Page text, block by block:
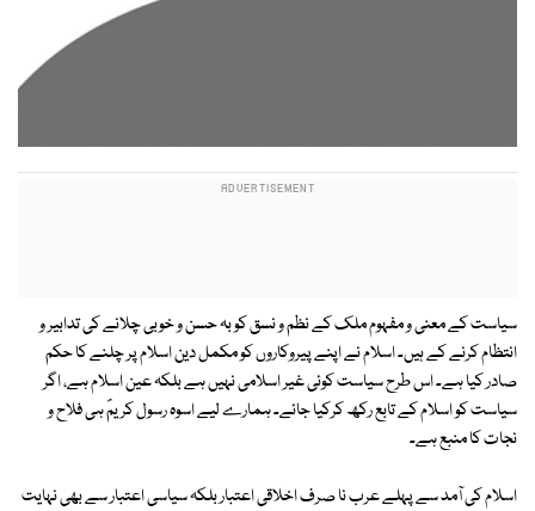
سیاست کے معنی و مفہوم ملک کے نظم و نسق کو بہ حسن و خوبی چلانے کی تدابیر و
انتظام کرنے کے ہیں۔ اسلام نے اپنے پیروکاروں کو مکمل دین اسلام پر چلنے کا حکم
صادر کیا ہے۔ اس طرح سیاست کوئی غیر اسلامی نہیں ہے بلکہ عین اسلام ہے، اگر
سیاست کو اسلام کے تابع رکھ کرکیا جائے۔ ہمارے لیے اسوہ رسول کریمؐ ہی فلاح و
نجات کا منبع ہے۔
اسلام کی آمد سے پہلے عرب نا صرف اخلاقی اعتبار بلکہ سیاسی اعتبار سے بھی نہایت